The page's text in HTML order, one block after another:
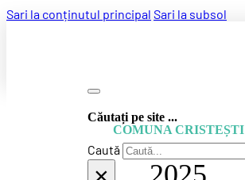
Sari la conținutul principal Sari la subsol
Căutați pe site ...
Caută
COMUNA CRISTEȘTI